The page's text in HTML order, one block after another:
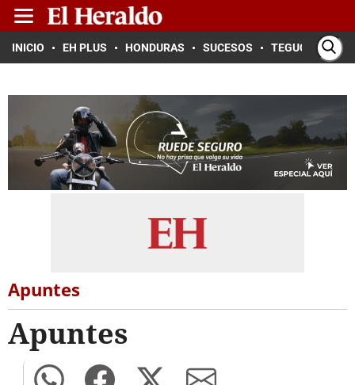
INICIO EH PLUS HONDURAS SUCESOS TEGUCIGALPA
Apuntes
Apuntes